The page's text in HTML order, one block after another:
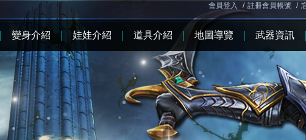
會員登入 / 註冊會員帳號 /